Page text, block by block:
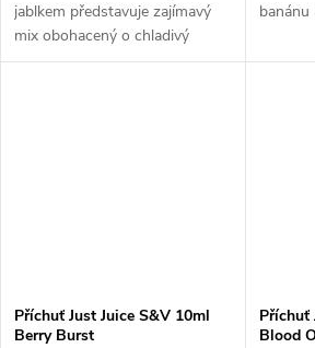
jablkem představuje zajímavý
mix obohacený o chladivý
cooling efekt.
banánu
Příchuť Just Juice S&V 10ml
Berry Burst
Příchuť
Blood